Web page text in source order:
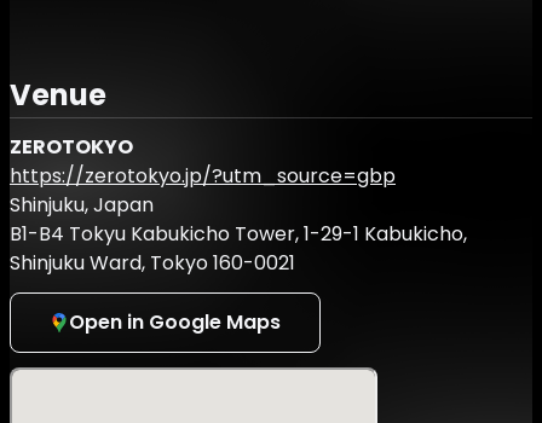
チケット受付時に生年月日が確認できる写真付き身分証をご
提示いただきます。ご本人様と年齢の確認が取れない場合は
一般発売価格との差額をお支払いいただきます。
※混雑時に入店規制や、メインホールへの入場規制を行う場
合がございます。
FASTPASS TICKETをお持ちの方も入店規制があった場合
に、入店ができない場合がございますので、お早めにご来場
ください。
キャリア40周年という大きな節目を迎えたDJ EMMAの
40TH ANNIVERSARY TOURがZEROTOKYOにてファイナル
を迎える。
Venue
ZEROTOKYO
https://zerotokyo.jp/?utm_source=gbp
Shinjuku, Japan
B1-B4 Tokyu Kabukicho Tower, 1-29-1 Kabukicho,
Shinjuku Ward, Tokyo 160-0021
Open in Google Maps